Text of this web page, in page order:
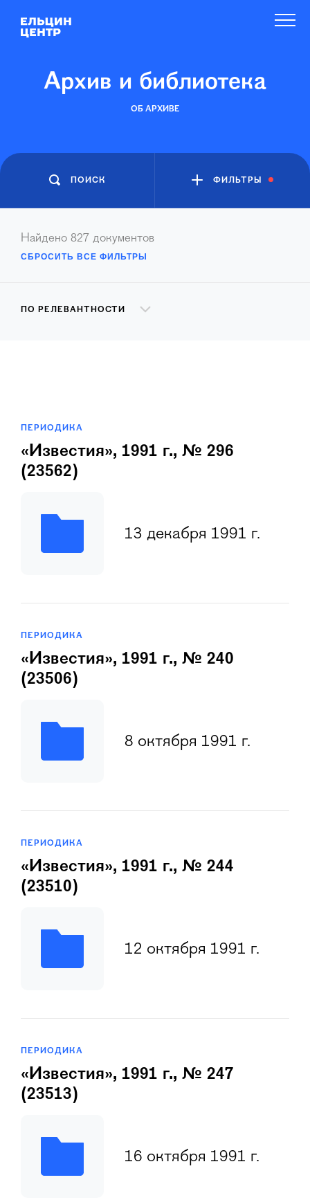
Архив и библиотека
ОБ АРХИВЕ
ПОИСК ФИЛЬТРЫ
Найдено 827 документов
СБРОСИТЬ ВСЕ ФИЛЬТРЫ
ПО РЕЛЕВАНТНОСТИ
ПЕРИОДИКА
«Известия», 1991 г., № 296
(23562)
13 декабря 1991 г.
ПЕРИОДИКА
«Известия», 1991 г., № 240
(23506)
8 октября 1991 г.
ПЕРИОДИКА
«Известия», 1991 г., № 244
(23510)
12 октября 1991 г.
ПЕРИОДИКА
«Известия», 1991 г., № 247
(23513)
16 октября 1991 г.